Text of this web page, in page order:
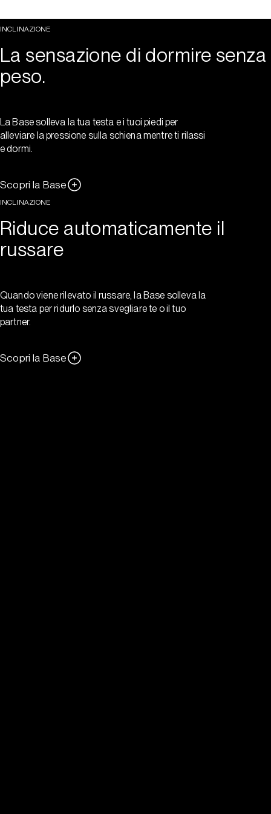
INCLINAZIONE
La sensazione di dormire senza
peso.
La Base solleva la tua testa e i tuoi piedi per
alleviare la pressione sulla schiena mentre ti rilassi
e dormi.
Scopri la Base
INCLINAZIONE
Riduce automaticamente il
russare
Quando viene rilevato il russare, la Base solleva la
tua testa per ridurlo senza svegliare te o il tuo
partner.
Scopri la Base